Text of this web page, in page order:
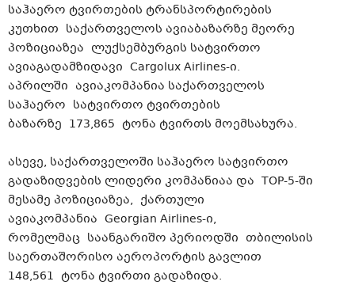
საჰაერო ტვირთების ტრანსპორტირების
კუთხით საქართველოს ავიაბაზარზე მეორე
პოზიციაზეა ლუქსემბურგის სატვირთო
ავიაგადამზიდავი CargoluxAirlines-ი.
აპრილში ავიაკომპანია საქართველოს
საჰაერო სატვირთო ტვირთების
ბაზარზე 173,865 ტონა ტვირთს მოემსახურა.
ასევე, საქართველოში საჰაერო სატვირთო
გადაზიდვების ლიდერი კომპანიაა და TOP-5-ში
მესამე პოზიციაზეა, ქართული
ავიაკომპანია Georgian Airlines-ი,
რომელმაც საანგარიშო პერიოდში თბილისის
საერთაშორისო აეროპორტის გავლით
148,561 ტონა ტვირთი გადაზიდა.